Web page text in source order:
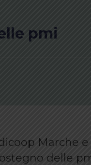
pmi
Marche
delle